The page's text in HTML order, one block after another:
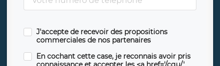
J'accepte de recevoir des propositions
commerciales de nos partenaires
En cochant cette case, je reconnais avoir pris